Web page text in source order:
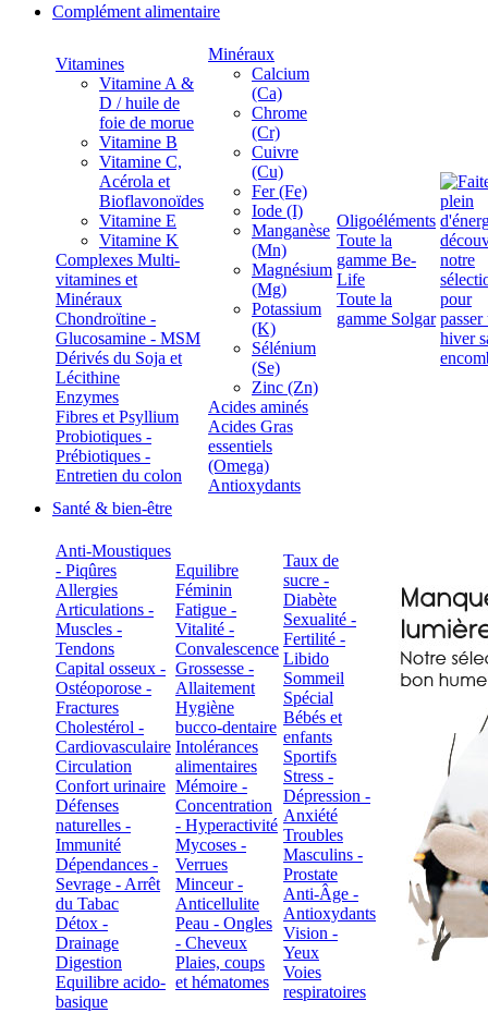
Complément alimentaire
Vitamines
Vitamine A &
D / huile de
foie de morue
Vitamine B
Vitamine C,
Acérola et
Bioflavonoïdes
Vitamine E
Vitamine K
Complexes Multi-
vitamines et
Minéraux
Chondroïtine -
Glucosamine - MSM
Dérivés du Soja et
Lécithine
Enzymes
Fibres et Psyllium
Probiotiques -
Prébiotiques -
Entretien du colon
Minéraux
Calcium
(Ca)
Chrome
(Cr)
Cuivre
(Cu)
Fer (Fe)
Iode (I)
Manganèse
(Mn)
Magnésium
(Mg)
Potassium
(K)
Sélénium
(Se)
Zinc (Zn)
Acides aminés
Acides Gras
essentiels
(Omega)
Antioxydants
Oligoéléments
Toute la
gamme Be-
Life
Toute la
gamme Solgar
Santé & bien-être
Anti-Moustiques
- Piqûres
Allergies
Articulations -
Muscles -
Tendons
Capital osseux -
Ostéoporose -
Fractures
Cholestérol -
Cardiovasculaire
Circulation
Confort urinaire
Défenses
naturelles -
Immunité
Dépendances -
Sevrage - Arrêt
du Tabac
Détox -
Drainage
Digestion
Equilibre acido-
basique
Equilibre
Féminin
Fatigue -
Vitalité -
Convalescence
Grossesse -
Allaitement
Hygiène
bucco-dentaire
Intolérances
alimentaires
Mémoire -
Concentration
- Hyperactivité
Mycoses -
Verrues
Minceur -
Anticellulite
Peau - Ongles
- Cheveux
Plaies, coups
et hématomes
Taux de
sucre -
Diabète
Sexualité -
Fertilité -
Libido
Sommeil
Spécial
Bébés et
enfants
Sportifs
Stress -
Dépression -
Anxiété
Troubles
Masculins -
Prostate
Anti-Âge -
Antioxydants
Vision -
Yeux
Voies
respiratoires